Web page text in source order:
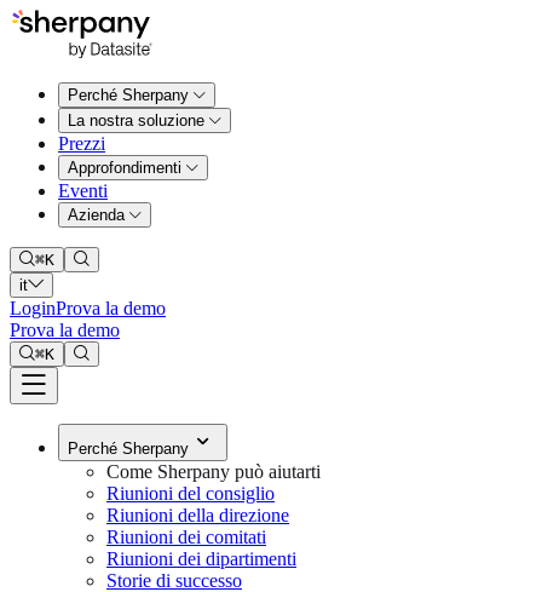
Perché Sherpany
La nostra soluzione
Prezzi
Approfondimenti
Eventi
Azienda
⌘K
it
LoginProva la demo
Prova la demo
⌘K
Perché Sherpany
Come Sherpany può aiutarti
Riunioni del consiglio
Riunioni della direzione
Riunioni dei comitati
Riunioni dei dipartimenti
Storie di successo